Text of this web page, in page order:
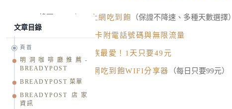
4G上網吃到飽 （保證不降速、多種天數選擇）
4G網卡附電話號碼與無限流量
小資族最愛！1天只要49元
韓國WIFI機｜ 上網吃到飽WIFI分享器 （每日只要99元）
韓國交通票券
文章目錄
頁首
明洞咖啡廳推薦-
BREADYPOST
BREADYPOST 菜單
BREADYPOST 店家
資訊